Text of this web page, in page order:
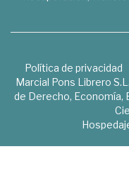
Política de privacidad
Marcial Pons Librero
de Derecho, Economía,